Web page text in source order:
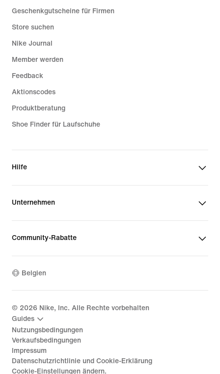
Geschenkgutscheine für Firmen
Store suchen
Nike Journal
Member werden
Feedback
Aktionscodes
Produktberatung
Shoe Finder für Laufschuhe
Hilfe
Unternehmen
Community-Rabatte
Belgien
© 2026 Nike, Inc. Alle Rechte vorbehalten
Guides
Nutzungsbedingungen
Verkaufsbedingungen
Impressum
Datenschutzrichtlinie und Cookie-Erklärung
Cookie-Einstellungen ändern.